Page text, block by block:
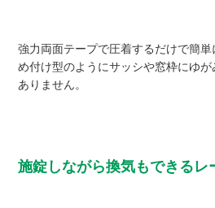
強力両面テープで圧着するだけで簡
め付け型のようにサッシや窓枠にゆ
ありません。
施錠しながら換気もできるレ